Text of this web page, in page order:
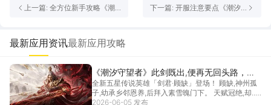
上一篇: 全方位新手攻略《潮
下一篇: 开服注意要点《潮汐
最新应用资讯最新应用攻略
《潮汐守望者》此剑既出,便再无回头路，全
新五星传说英雄「剑君·顾缺」登场！
全新五星传说英雄「剑君·顾缺」登场！ 顾缺,神州孤
子,幼承乡邻恩养,后拜入素雪魄门下。 天赋冠绝,却...
[详情]
2026-06-05 发布